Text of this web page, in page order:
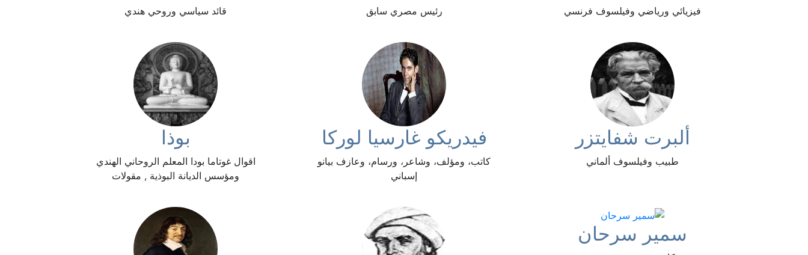
فيزيائي ورياضي وفيلسوف فرنسي رئيس مصري سابق قائد سياسي وروحي هندي
ألبرت شفايتزر
طبيب وفيلسوف ألماني
فيدريكو غارسيا لوركا
كاتب، ومؤلف، وشاعر، ورسام، وعازف بيانو
إسباني
بوذا
اقوال غوتاما بودا المعلم الروحاني الهندي
ومؤسس الديانة البوذية , مقولات
سمير سرحان